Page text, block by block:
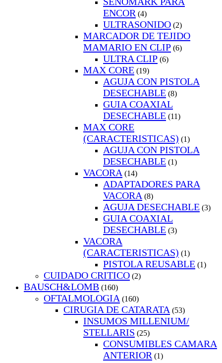
ENCOR (4)
ULTRASONIDO (2)
MARCADOR DE TEJIDO
MAMARIO EN CLIP (6)
ULTRA CLIP (6)
MAX CORE (19)
AGUJA CON PISTOLA
DESECHABLE (8)
GUIA COAXIAL
DESECHABLE (11)
MAX CORE
(CARACTERISTICAS) (1)
AGUJA CON PISTOLA
DESECHABLE (1)
VACORA (14)
ADAPTADORES PARA
VACORA (8)
AGUJA DESECHABLE (3)
GUIA COAXIAL
DESECHABLE (3)
VACORA
(CARACTERISTICAS) (1)
PISTOLA REUSABLE (1)
CUIDADO CRITICO (2)
BAUSCH&LOMB (160)
OFTALMOLOGIA (160)
CIRUGIA DE CATARATA (53)
INSUMOS MILLENIUM/
STELLARIS (25)
CONSUMIBLES CAMARA
ANTERIOR (1)